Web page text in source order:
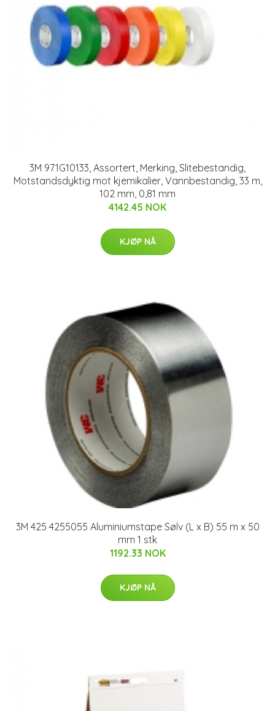
3M 971G10133, Assortert, Merking, Slitebestandig,
Motstandsdyktig mot kjemikalier, Vannbestandig, 33 m,
102 mm, 0,81 mm
4142.45 NOK
KJØP NÅ
3M 425 4255055 Aluminiumstape Sølv (L x B) 55 m x 50
mm 1 stk
1192.33 NOK
KJØP NÅ